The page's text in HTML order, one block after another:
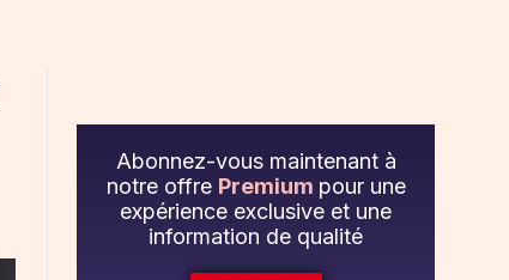
Abonnez-vous maintenant à
notre offre Premium pour une
expérience exclusive et une
information de qualité